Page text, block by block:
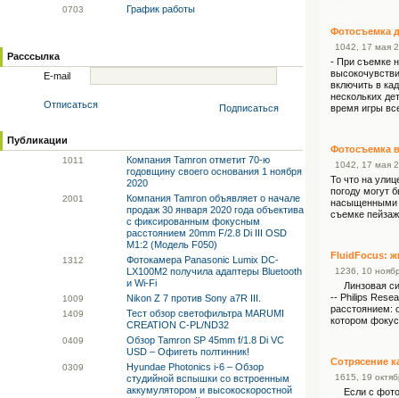
0703 График работы
Расссылка
E-mail
Отписаться Подписаться
Публикации
1011
Компания Tamron отметит 70-ю
годовщину своего основания 1 ноября
2020
2001
Компания Tamron объявляет о начале
продаж 30 января 2020 года объектива
с фиксированным фокусным
расстоянием 20mm F/2.8 Di III OSD
M1:2 (Модель F050)
1312
Фотокамера Panasonic Lumix DC-
LX100M2 получила адаптеры Bluetooth
и Wi-Fi
1009 Nikon Z 7 против Sony a7R III.
1409
Тест обзор светофильтра MARUMI
CREATION C-PL/ND32
0409
Обзор Tamron SP 45mm f/1.8 Di VC
USD – Офигеть полтинник!
0309
Hyundae Photonics i-6 – Обзор
студийной вспышки со встроенным
аккумулятором и высокоскоростной
Фотосъемка
1042 , 17 мая
- При съемке
включить в
нескольких
время игры
Фотосъемка
1042 , 17 мая
То что на
погоду могут
насыщенными
съемке
FluidFocus:
1236 , 10
Линзовая
-- Philips
расстоянием:
котором
Сотрясение
1615 , 19
Если с